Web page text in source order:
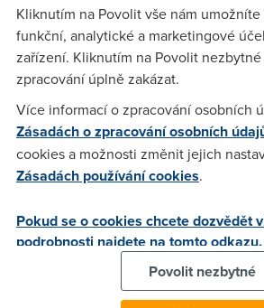
jin(29.4.2006 17:10:12)
jsem v soucasne dobe v USA, pres eBay
naprosto spokojen, zatim jsem nemel
vse klape. Je to asi i velikosti trhu a
nekolika tisici kladnych hodnoceni.
Karel
(30.4.2006 06:35:10)
nás je počtem položek jednoznačně
škoda, že od 1. 3 zvýšili poplatky a
To může jejich růst zastavit. Ebay je
celosvětově jednička, ale pro někoho
Kliknutím na Povolit vše nám
funkční, analytické a marketingové
zařízení. Kliknutím na Povolit
zpracování úplně zakázat.
Více informací o zpracování osobních
Zásadách o zpracování osobních
cookies a možnosti změnit jejich
Zásadách používání cookies.
Pokud se o cookies chcete dozvědět
podrobnosti najdete na tomto odkazu.
Povolit nezbytné